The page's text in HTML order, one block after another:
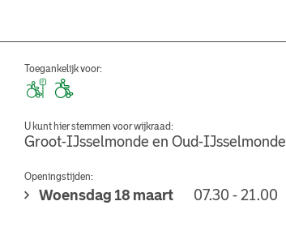
van de Wijk De Dijk
Toegankelijk voor:
U kunt hier stemmen voor wijkraad:
Groot-IJsselmonde en Oud-IJsselmonde
Openingstijden:
Woensdag 18 maart 07.30 - 21.00
Haastrechtstraat